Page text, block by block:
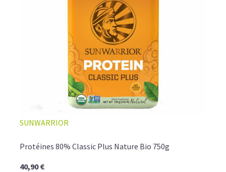
SUNWARRIOR
Protéines 80% Classic Plus Nature Bio 750g
40,90 €